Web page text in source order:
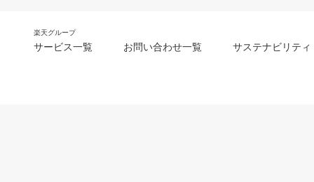
楽天グループ
サービス一覧 お問い合わせ一覧 サステナビリティ